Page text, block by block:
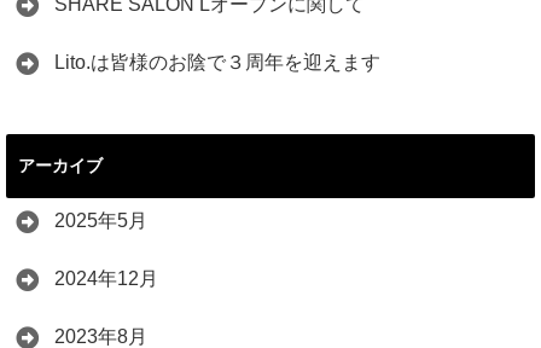
SHARE SALON Lオープンに関して
Lito.は皆様のお陰で３周年を迎えます
アーカイブ
2025年5月
2024年12月
2023年8月